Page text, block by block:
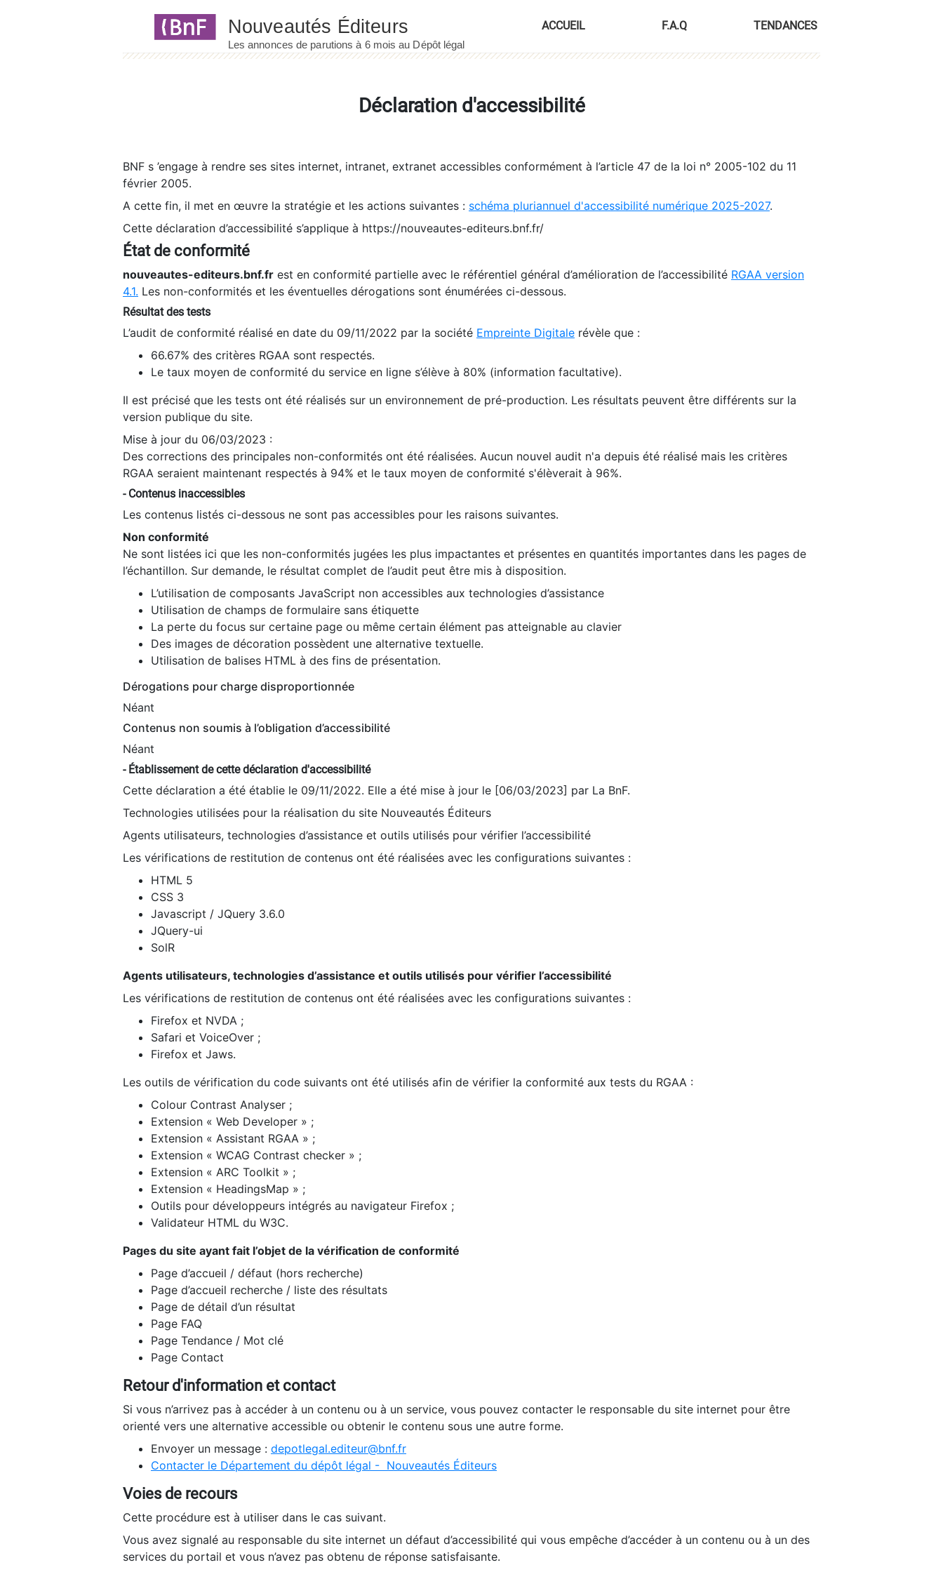
ACCUEIL F.A.Q TENDANCES
Déclaration d'accessibilité
BNF s ’engage à rendre ses sites internet, intranet, extranet accessibles conformément à l’article 47 de la loi n° 2005-102 du 11
février 2005.
A cette fin, il met en œuvre la stratégie et les actions suivantes : schéma pluriannuel d'accessibilité numérique 2025-2027.
Cette déclaration d’accessibilité s’applique à https://nouveautes-editeurs.bnf.fr/
État de conformité
nouveautes-editeurs.bnf.fr est en conformité partielle avec le référentiel général d’amélioration de l’accessibilité RGAA version
4.1. Les non-conformités et les éventuelles dérogations sont énumérées ci-dessous.
Résultat des tests
L’audit de conformité réalisé en date du 09/11/2022 par la société Empreinte Digitale révèle que :
66.67% des critères RGAA sont respectés.
Le taux moyen de conformité du service en ligne s’élève à 80% (information facultative).
Il est précisé que les tests ont été réalisés sur un environnement de pré-production. Les résultats peuvent être différents sur la
version publique du site.
Mise à jour du 06/03/2023 :
Des corrections des principales non-conformités ont été réalisées. Aucun nouvel audit n'a depuis été réalisé mais les critères
RGAA seraient maintenant respectés à 94% et le taux moyen de conformité s'élèverait à 96%.
- Contenus inaccessibles
Les contenus listés ci-dessous ne sont pas accessibles pour les raisons suivantes.
Non conformité
Ne sont listées ici que les non-conformités jugées les plus impactantes et présentes en quantités importantes dans les pages de
l’échantillon. Sur demande, le résultat complet de l’audit peut être mis à disposition.
L’utilisation de composants JavaScript non accessibles aux technologies d’assistance
Utilisation de champs de formulaire sans étiquette
La perte du focus sur certaine page ou même certain élément pas atteignable au clavier
Des images de décoration possèdent une alternative textuelle.
Utilisation de balises HTML à des fins de présentation.
Dérogations pour charge disproportionnée
Néant
Contenus non soumis à l’obligation d’accessibilité
Néant
- Établissement de cette déclaration d'accessibilité
Cette déclaration a été établie le 09/11/2022. Elle a été mise à jour le [06/03/2023] par La BnF.
Technologies utilisées pour la réalisation du site Nouveautés Éditeurs
Agents utilisateurs, technologies d’assistance et outils utilisés pour vérifier l’accessibilité
Les vérifications de restitution de contenus ont été réalisées avec les configurations suivantes :
HTML 5
CSS 3
Javascript / JQuery 3.6.0
JQuery-ui
SolR
Agents utilisateurs, technologies d’assistance et outils utilisés pour vérifier l’accessibilité
Les vérifications de restitution de contenus ont été réalisées avec les configurations suivantes :
Firefox et NVDA ;
Safari et VoiceOver ;
Firefox et Jaws.
Les outils de vérification du code suivants ont été utilisés afin de vérifier la conformité aux tests du RGAA :
Colour Contrast Analyser ;
Extension « Web Developer » ;
Extension « Assistant RGAA » ;
Extension « WCAG Contrast checker » ;
Extension « ARC Toolkit » ;
Extension « HeadingsMap » ;
Outils pour développeurs intégrés au navigateur Firefox ;
Validateur HTML du W3C.
Pages du site ayant fait l’objet de la vérification de conformité
Page d’accueil / défaut (hors recherche)
Page d’accueil recherche / liste des résultats
Page de détail d’un résultat
Page FAQ
Page Tendance / Mot clé
Page Contact
Retour d'information et contact
Si vous n’arrivez pas à accéder à un contenu ou à un service, vous pouvez contacter le responsable du site internet pour être
orienté vers une alternative accessible ou obtenir le contenu sous une autre forme.
Envoyer un message : depotlegal.editeur@bnf.fr
Contacter le Département du dépôt légal - Nouveautés Éditeurs
Voies de recours
Cette procédure est à utiliser dans le cas suivant.
Vous avez signalé au responsable du site internet un défaut d’accessibilité qui vous empêche d’accéder à un contenu ou à un des
services du portail et vous n’avez pas obtenu de réponse satisfaisante.